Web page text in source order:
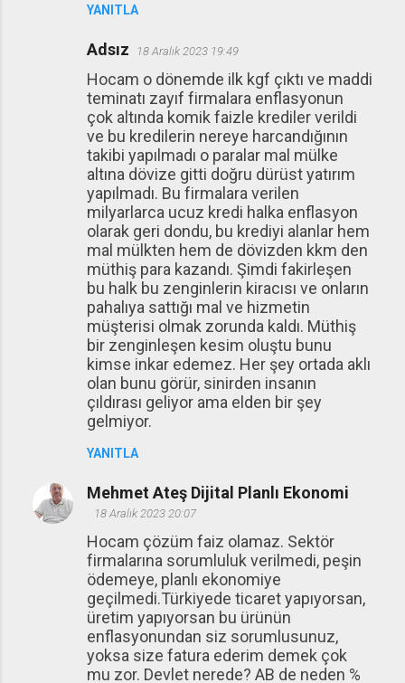
YANITLA
Adsız 18 Aralık 2023 19:49
Hocam o dönemde ilk kgf çıktı ve maddi
teminatı zayıf firmalara enflasyonun
çok altında komik faizle krediler verildi
ve bu kredilerin nereye harcandığının
takibi yapılmadı o paralar mal mülke
altına dövize gitti doğru dürüst yatırım
yapılmadı. Bu firmalara verilen
milyarlarca ucuz kredi halka enflasyon
olarak geri dondu, bu krediyi alanlar hem
mal mülkten hem de dövizden kkm den
müthiş para kazandı. Şimdi fakirleşen
bu halk bu zenginlerin kiracısı ve onların
pahalıya sattığı mal ve hizmetin
müşterisi olmak zorunda kaldı. Müthiş
bir zenginleşen kesim oluştu bunu
kimse inkar edemez. Her şey ortada aklı
olan bunu görür, sinirden insanın
çıldırası geliyor ama elden bir şey
gelmiyor.
YANITLA
Mehmet Ateş Dijital Planlı Ekonomi
18 Aralık 2023 20:07
Hocam çözüm faiz olamaz. Sektör
firmalarına sorumluluk verilmedi, peşin
ödemeye, planlı ekonomiye
geçilmedi.Türkiyede ticaret yapıyorsan,
üretim yapıyorsan bu ürünün
enflasyonundan siz sorumlusunuz,
yoksa size fatura ederim demek çok
mu zor. Devlet nerede? AB de neden %